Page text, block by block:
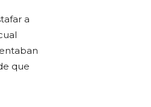
a
que